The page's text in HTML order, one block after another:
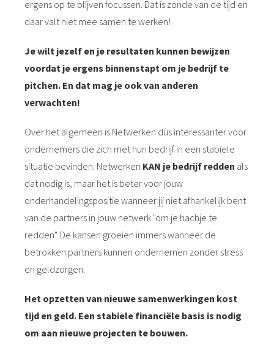
ergens op te blijven focussen. Dat is zonde van de tijd en
daar valt niet mee samen te werken!
Je wilt jezelf en je resultaten kunnen bewijzen
voordat je ergens binnenstapt om je bedrijf te
pitchen. En dat mag je ook van anderen
verwachten!
Over het algemeen is Netwerken dus interessanter voor
ondernemers die zich met hun bedrijf in een stabiele
situatie bevinden. Netwerken KAN je bedrijf redden als
dat nodig is, maar het is beter voor jouw
onderhandelingspositie wanneer jij niet afhankelijk bent
van de partners in jouw netwerk "om je hachje te
redden". De kansen groeien immers wanneer de
betrokken partners kunnen ondernemen zonder stress
en geldzorgen.
Het opzetten van nieuwe samenwerkingen kost
tijd en geld. Een stabiele financiële basis is nodig
om aan nieuwe projecten te bouwen.